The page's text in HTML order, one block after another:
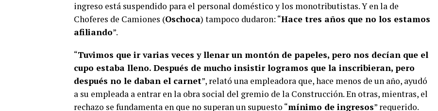
ingreso está suspendido para el personal doméstico y los monotributistas. Y en la de
Choferes de Camiones (Oschoca) tampoco dudaron: “Hace tres años que no los estamos
afiliando”.
“Tuvimos que ir varias veces y llenar un montón de papeles, pero nos decían que el
cupo estaba lleno. Después de mucho insistir logramos que la inscribieran, pero
después no le daban el carnet”, relató una empleadora que, hace menos de un año, ayudó
a su empleada a entrar en la obra social del gremio de la Construcción. En otras, mientras, el
rechazo se fundamenta en que no superan un supuesto “mínimo de ingresos” requerido.